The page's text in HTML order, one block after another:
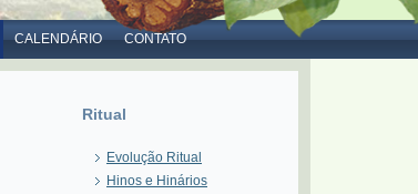
CALENDÁRIO CONTATO
Ritual
Evolução Ritual
Hinos e Hinários